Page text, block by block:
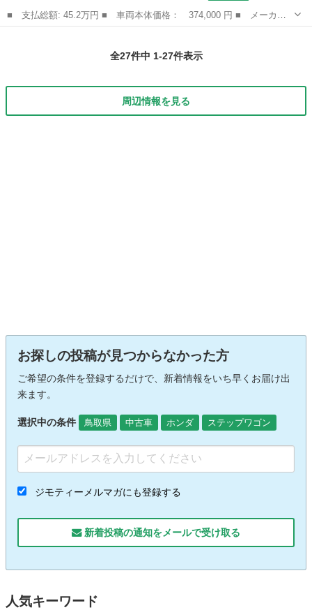
■ 支払総額: 45.2万円 ■ 車両本体価格： 374,000 円 ■ メーカー
名： ホンダ ■ 車種名： ステップワゴン ■ グレード名： Ｇ
全27件中 1-27件表示
周辺情報を見る
お探しの投稿が見つからなかった方
ご希望の条件を登録するだけで、新着情報をいち早くお届け出
来ます。
選択中の条件 鳥取県 中古車 ホンダ ステップワゴン
ジモティーメルマガにも登録する
新着投稿の通知をメールで受け取る
人気キーワード